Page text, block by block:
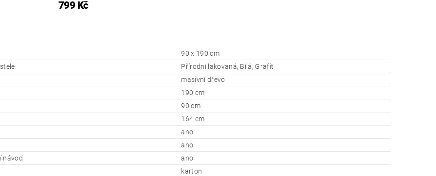
799 Kč
90 x 190 cm
Přírodní lakovaná, Bílá, Grafit
masivní dřevo
190 cm
90 cm
164 cm
ano
ano
návod
ano
karton